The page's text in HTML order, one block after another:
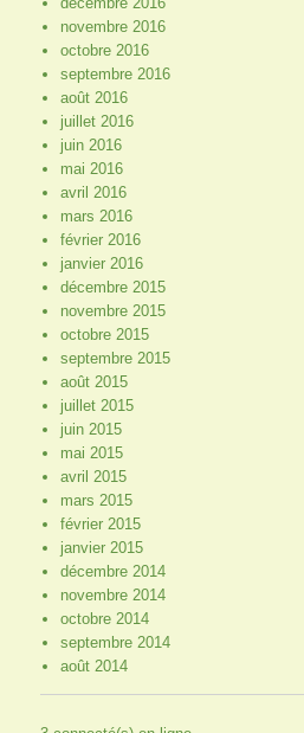
novembre 2016
octobre 2016
septembre 2016
août 2016
juillet 2016
juin 2016
mai 2016
avril 2016
mars 2016
février 2016
janvier 2016
décembre 2015
novembre 2015
octobre 2015
septembre 2015
août 2015
juillet 2015
juin 2015
mai 2015
avril 2015
mars 2015
février 2015
janvier 2015
décembre 2014
novembre 2014
octobre 2014
septembre 2014
août 2014